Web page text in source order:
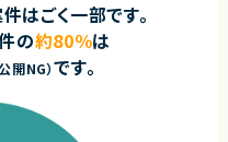
はごく一部です。
の約80％は
開NG）です。